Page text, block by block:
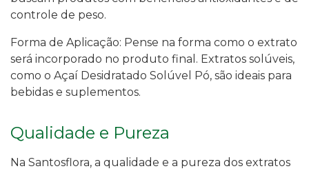
controle de peso.
Forma de Aplicação: Pense na forma como o extrato
será incorporado no produto final. Extratos solúveis,
como o Açaí Desidratado Solúvel Pó, são ideais para
bebidas e suplementos.
Qualidade e Pureza
Na Santosflora, a qualidade e a pureza dos extratos